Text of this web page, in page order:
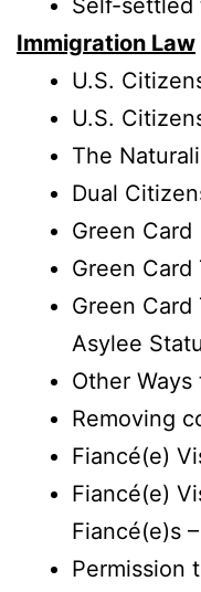
Self-settled
Immigration Law
U.S.
U.S.
The
Dual
Green Card
Green
Green
Asylee
Other
Removing
Fiancé(e)
Fiancé(e)
Fiancé(e)s
Permission